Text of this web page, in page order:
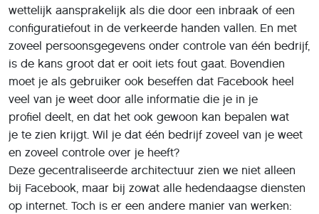
wettelijk aansprakelijk als die door een inbraak of een
configuratiefout in de verkeerde handen vallen. En met
zoveel persoonsgegevens onder controle van één bedrijf,
is de kans groot dat er ooit iets fout gaat. Bovendien
moet je als gebruiker ook beseffen dat Facebook heel
veel van je weet door alle informatie die je in je
profiel deelt, en dat het ook gewoon kan bepalen wat
je te zien krijgt. Wil je dat één bedrijf zoveel van je weet
en zoveel controle over je heeft?
Deze gecentraliseerde architectuur zien we niet alleen
bij Facebook, maar bij zowat alle hedendaagse diensten
op internet. Toch is er een andere manier van werken: